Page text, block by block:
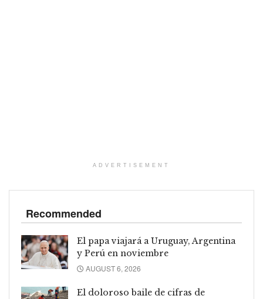
ADVERTISEMENT
Recommended
El papa viajará a Uruguay, Argentina
y Perú en noviembre
AUGUST 6, 2026
El doloroso baile de cifras de